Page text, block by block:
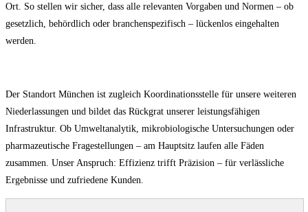
Ort. So stellen wir sicher, dass alle relevanten Vorgaben und Normen – ob
gesetzlich, behördlich oder branchenspezifisch – lückenlos eingehalten
werden.
Der Standort München ist zugleich Koordinationsstelle für unsere weiteren
Niederlassungen und bildet das Rückgrat unserer leistungsfähigen
Infrastruktur. Ob Umweltanalytik, mikrobiologische Untersuchungen oder
pharmazeutische Fragestellungen – am Hauptsitz laufen alle Fäden
zusammen. Unser Anspruch: Effizienz trifft Präzision – für verlässliche
Ergebnisse und zufriedene Kunden.